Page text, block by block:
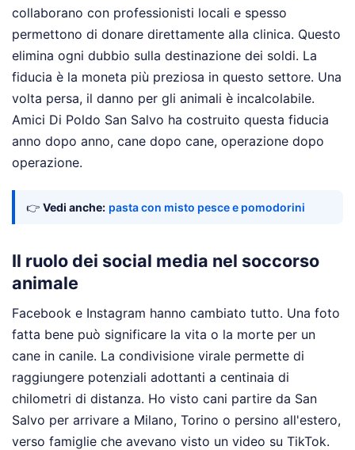
collaborano con professionisti locali e spesso
permettono di donare direttamente alla clinica. Questo
elimina ogni dubbio sulla destinazione dei soldi. La
fiducia è la moneta più preziosa in questo settore. Una
volta persa, il danno per gli animali è incalcolabile.
Amici Di Poldo San Salvo ha costruito questa fiducia
anno dopo anno, cane dopo cane, operazione dopo
operazione.
👉 Vedi anche: pasta con misto pesce e pomodorini
Il ruolo dei social media nel soccorso
animale
Facebook e Instagram hanno cambiato tutto. Una foto
fatta bene può significare la vita o la morte per un
cane in canile. La condivisione virale permette di
raggiungere potenziali adottanti a centinaia di
chilometri di distanza. Ho visto cani partire da San
Salvo per arrivare a Milano, Torino o persino all'estero,
verso famiglie che avevano visto un video su TikTok.